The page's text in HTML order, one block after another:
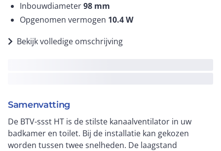
Inbouwdiameter98 mm
Opgenomen vermogen 10.4W
Bekijk volledige omschrijving
Samenvatting
De BTV-ssst HT is de stilste kanaalventilator in uw
badkamer en toilet. Bij de installatie kan gekozen
worden tussen twee snelheden. De laagstand